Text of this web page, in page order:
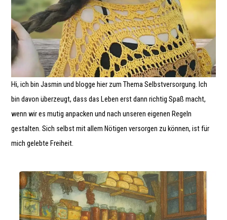
Hi, ich bin Jasmin und blogge hier zum Thema Selbstversorgung. Ich
bin davon überzeugt, dass das Leben erst dann richtig Spaß macht,
wenn wir es mutig anpacken und nach unseren eigenen Regeln
gestalten. Sich selbst mit allem Nötigen versorgen zu können, ist für
mich gelebte Freiheit.